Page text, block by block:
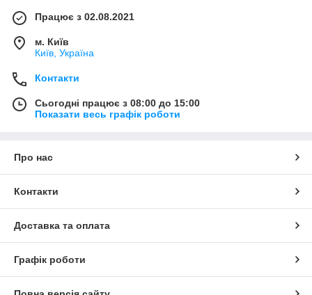
Працює з 02.08.2021
м. Київ
Київ, Україна
Контакти
Сьогодні працює з 08:00 до 15:00
Показати весь графік роботи
Про нас
Контакти
Доставка та оплата
Графік роботи